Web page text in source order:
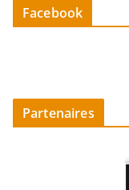
Facebook
Partenaires